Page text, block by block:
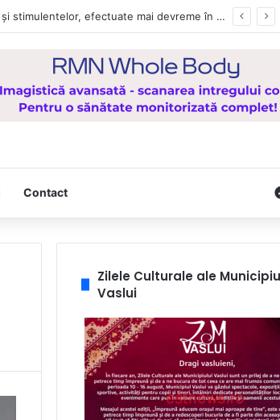
de la Mănăstirea Hadâmbu
Contact
Zilele Culturale ale
Vaslui